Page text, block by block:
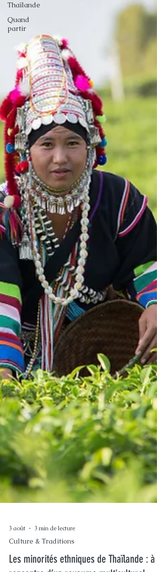
Thaïlande
Quand
partir
Culture & Traditions